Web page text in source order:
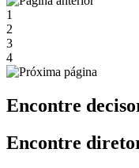
1
2
3
4
Encontre
Encontre